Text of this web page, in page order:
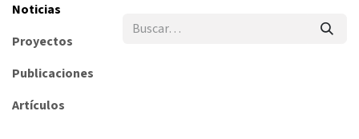
Noticias
Proyectos
Publicaciones
Artículos